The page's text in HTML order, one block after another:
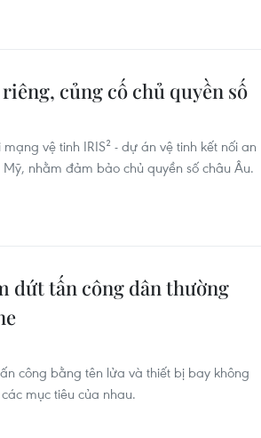
củng cố chủ quyền số
vệ tinh IRIS² - dự án vệ tinh kết nối an
nhằm đảm bảo chủ quyền số châu Âu.
dứt tấn công dân thường
công bằng tên lửa và thiết bị bay không
mục tiêu của nhau.